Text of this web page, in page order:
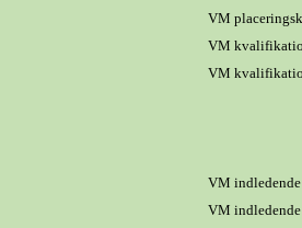
VM
VM
VM
VM indledende
VM indledende